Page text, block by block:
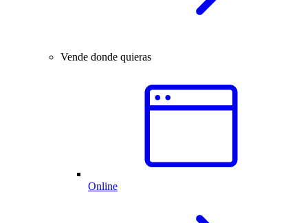
Vende donde quieras
Online